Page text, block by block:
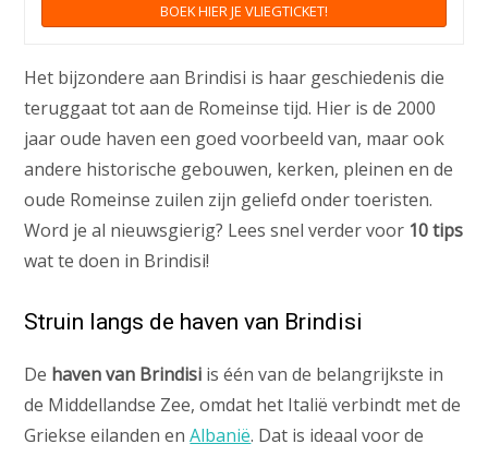
BOEK HIER JE VLIEGTICKET!
Het bijzondere aan Brindisi is haar geschiedenis die
teruggaat tot aan de Romeinse tijd. Hier is de 2000
jaar oude haven een goed voorbeeld van, maar ook
andere historische gebouwen, kerken, pleinen en de
oude Romeinse zuilen zijn geliefd onder toeristen.
Word je al nieuwsgierig? Lees snel verder voor 10 tips
wat te doen in Brindisi!
Struin langs de haven van Brindisi
De haven van Brindisi is één van de belangrijkste in
de Middellandse Zee, omdat het Italië verbindt met de
Griekse eilanden enAlbanië. Dat is ideaal voor de